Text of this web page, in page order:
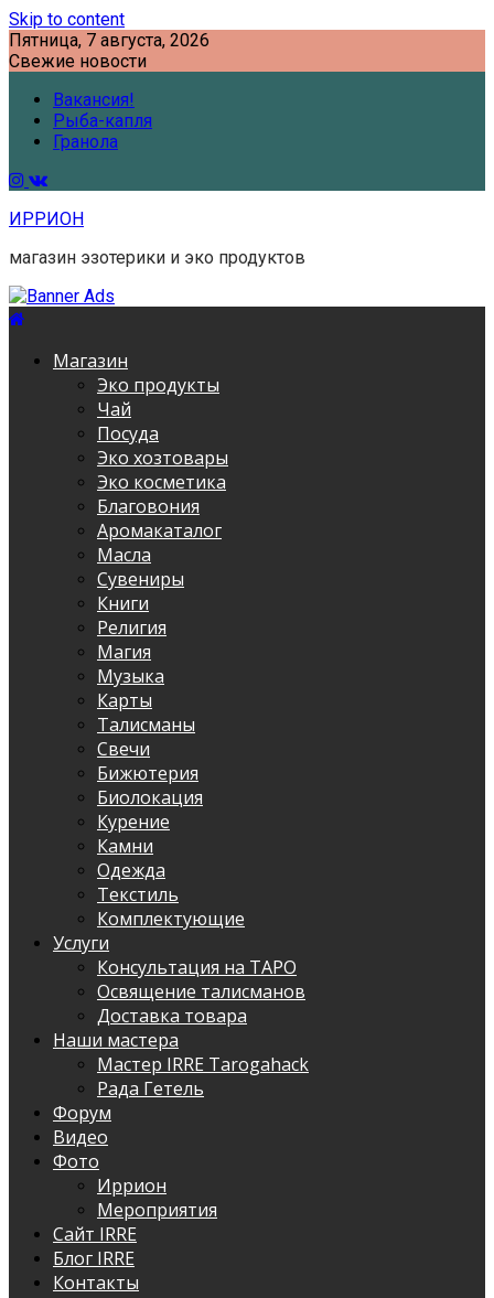
Skip to content
Пятница, 7 августа, 2026
Свежие новости
Вакансия!
Рыба-капля
Гранола
ИРРИОН
магазин эзотерики и эко продуктов
Магазин
Эко продукты
Чай
Посуда
Эко хозтовары
Эко косметика
Благовония
Аромакаталог
Масла
Сувениры
Книги
Религия
Магия
Музыка
Карты
Талисманы
Свечи
Бижютерия
Биолокация
Курение
Камни
Одежда
Текстиль
Комплектующие
Услуги
Консультация на ТАРО
Освящение талисманов
Доставка товара
Наши мастера
Мастер IRRE Tarogahack
Рада Гетель
Форум
Видео
Фото
Иррион
Мероприятия
Сайт IRRE
Блог IRRE
Контакты